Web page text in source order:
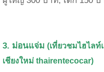
3. ม่อนแจ่ม (เที่ยวชมไฮไลท์
เชียงใหม่thairentecocar)